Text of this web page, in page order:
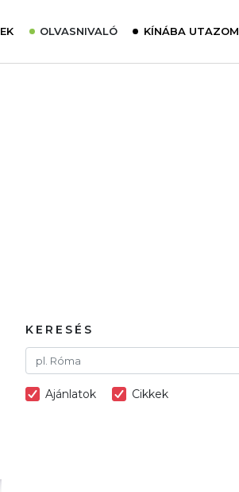
OLVASNIVALÓ KÍNÁBA UTAZOM
KERESÉS
Ajánlatok Cikkek